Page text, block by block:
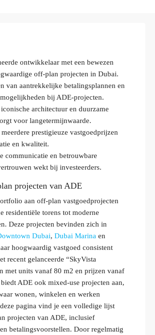
ontwikkelaar met een bewezen
off-plan projecten in Dubai.
van aantrekkelijke betalingsplannen en
bij ADE-projecten.
architectuur en duurzame
voor langetermijnwaarde.
prestigieuze vastgoedprijzen
en kwaliteit.
communicatie en betrouwbare
wekt bij investeerders.
projecten van ADE
aan off-plan vastgoedprojecten
residentiële torens tot moderne
Deze projecten bevinden zich in
Dubai,Dubai Marina en
hoogwaardig vastgoed consistent
recent gelanceerde “SkyVista
met units vanaf 80 m2 en prijzen vanaf
ADE ook mixed-use projecten aan,
wonen, winkelen en werken
pagina vind je een volledige lijst
projecten van ADE, inclusief
betalingsvoorstellen. Door regelmatig